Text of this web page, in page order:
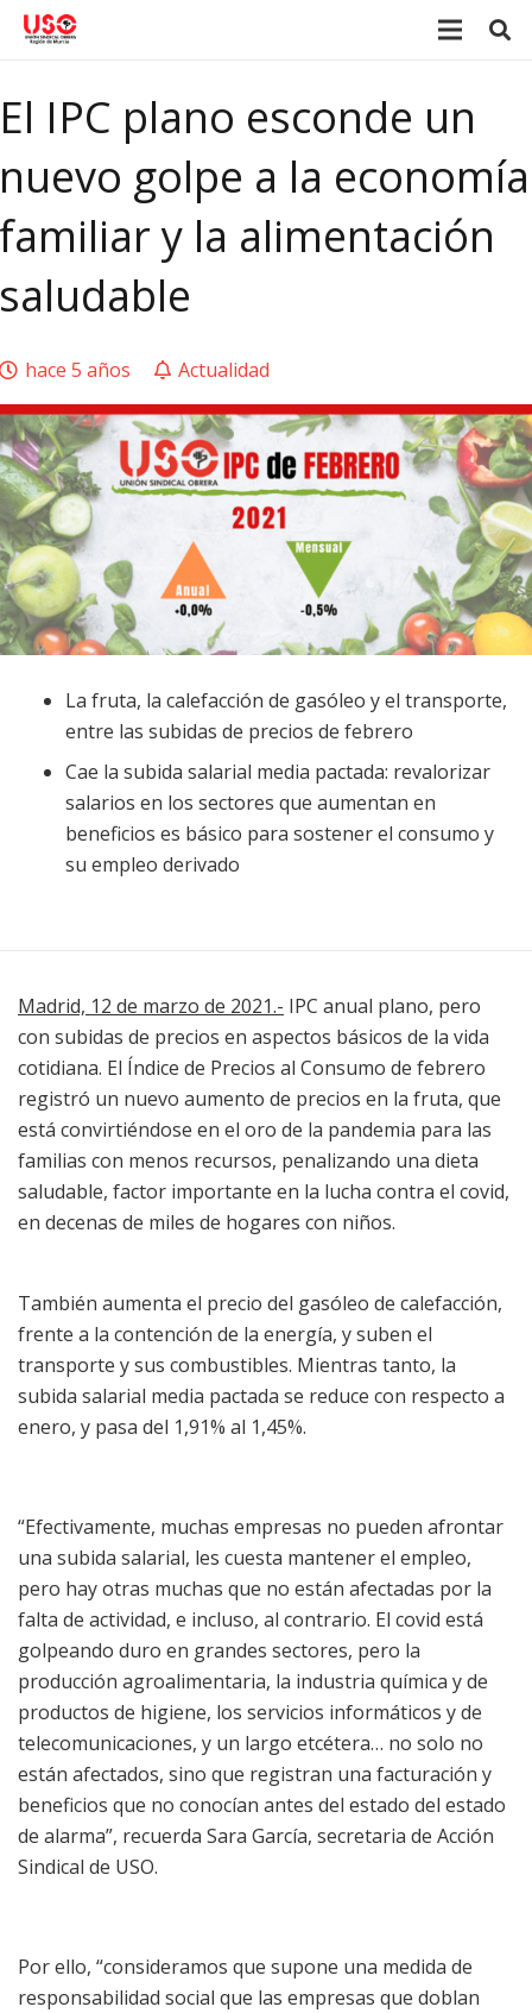
El IPC plano esconde un
nuevo golpe a la economía
familiar y la alimentación
saludable
hace 5 años Actualidad
La fruta, la calefacción de gasóleo y el transporte,
entre las subidas de precios de febrero
Cae la subida salarial media pactada: revalorizar
salarios en los sectores que aumentan en
beneficios es básico para sostener el consumo y
su empleo derivado
Madrid, 12 de marzo de 2021.- IPC anual plano, pero
con subidas de precios en aspectos básicos de la vida
cotidiana. El Índice de Precios al Consumo de febrero
registró un nuevo aumento de precios en la fruta, que
está convirtiéndose en el oro de la pandemia para las
familias con menos recursos, penalizando una dieta
saludable, factor importante en la lucha contra el covid,
en decenas de miles de hogares con niños.
También aumenta el precio del gasóleo de calefacción,
frente a la contención de la energía, y suben el
transporte y sus combustibles. Mientras tanto, la
subida salarial media pactada se reduce con respecto a
enero, y pasa del 1,91% al 1,45%.
“Efectivamente, muchas empresas no pueden afrontar
una subida salarial, les cuesta mantener el empleo,
pero hay otras muchas que no están afectadas por la
falta de actividad, e incluso, al contrario. El covid está
golpeando duro en grandes sectores, pero la
producción agroalimentaria, la industria química y de
productos de higiene, los servicios informáticos y de
telecomunicaciones, y un largo etcétera… no solo no
están afectados, sino que registran una facturación y
beneficios que no conocían antes del estado del estado
de alarma”, recuerda Sara García, secretaria de Acción
Sindical de USO.
Por ello, “consideramos que supone una medida de
responsabilidad social que las empresas que doblan